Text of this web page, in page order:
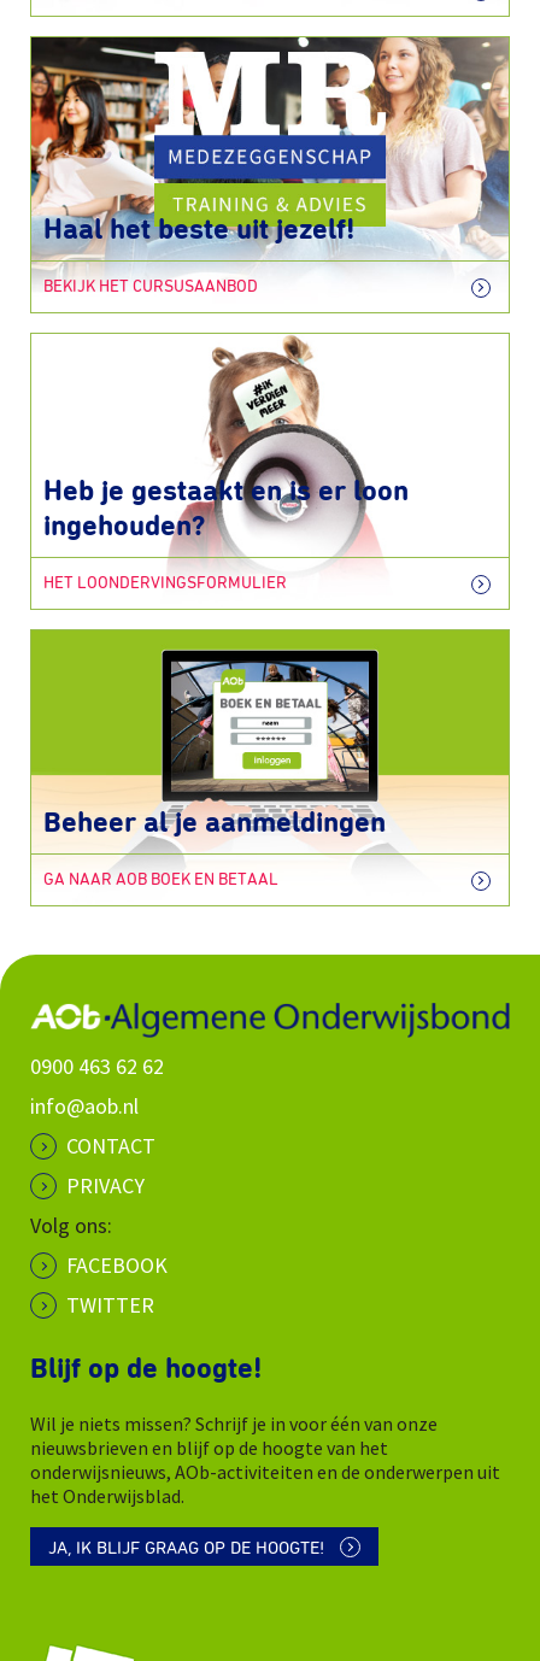
Haal het beste uit jezelf!
BEKIJK HET CURSUSAANBOD
Heb je gestaakt en is er loon
ingehouden?
HET LOONDERVINGSFORMULIER
Beheer al je aanmeldingen
GA NAAR AOB BOEK EN BETAAL
0900 463 62 62
info@aob.nl
CONTACT
PRIVACY
Volg ons:
FACEBOOK
TWITTER
Blijf op de hoogte!
Wil je niets missen? Schrijf je in voor één van onze
nieuwsbrieven en blijf op de hoogte van het
onderwijsnieuws, AOb-activiteiten en de onderwerpen uit
het Onderwijsblad.
JA, IK BLIJF GRAAG OP DE HOOGTE!